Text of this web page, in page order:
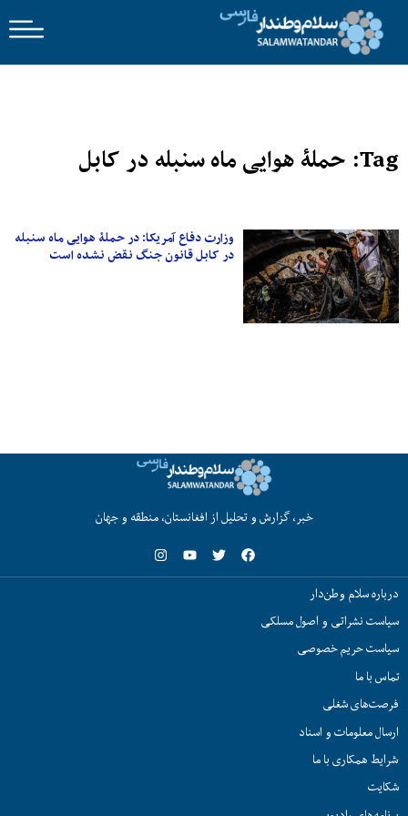
Tag: حملۀ هوایی ماه سنبله در کابل
وزارت دفاع آمریکا: در حملۀ هوایی ماه سنبله
در کابل قانون جنگ نقض نشده است
خبر، گزارش و تحلیل از افغانستان، منطقه و جهان
درباره سلام وطن‌دار
سیاست نشراتی و اصول مسلکی
سیاست حریم خصوصی
تماس با ما
فرصت‌های شغلی
ارسال معلومات و اسناد
شرایط همکاری با ما
شکایت